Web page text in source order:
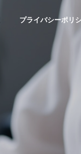
プライバシーポリ